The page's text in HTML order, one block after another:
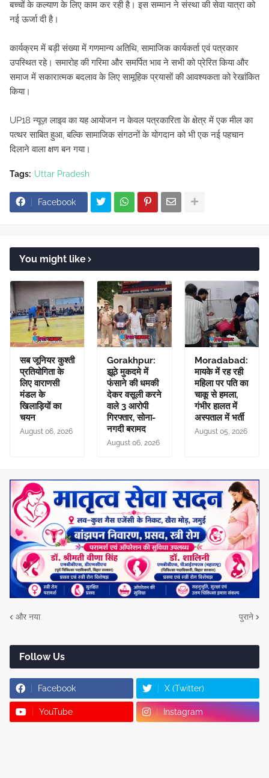
बच्चों के कल्याण के लिए काम कर रही है। इस सम्मान ने संस्था की सेवा यात्रा को
नई ऊर्जा दी है।
कार्यक्रम में बड़ी संख्या में गणमान्य अतिथि, सामाजिक कार्यकर्ता एवं पत्रकार
उपस्थित रहे। समारोह की गरिमा और समर्पित भाव ने सभी को प्रेरित किया और
समाज में सकारात्मक बदलाव के लिए सामूहिक प्रयासों की आवश्यकता को रेखांकित
किया।
UP18 न्यूज़ लाइव का यह आयोजन न केवल पत्रकारिता के क्षेत्र में एक मील का
पत्थर साबित हुआ, बल्कि सामाजिक संगठनों के योगदान को भी एक नई पहचान
दिलाने वाला क्षण बन गया।
Tags: Uttar Pradesh
Facebook
You might like
सब जूनियर कुश्ती
प्रतियोगिता के
लिए वाराणसी
मंडल के
खिलाड़ियों का
चयन
August 06, 2026
Gorakhpur:
झूठे मुकदमे में
फंसाने की धमकी
देकर वसूली करने
वाले 3 आरोपी
गिरफ्तार, सोना-
नगदी बरामद
August 06, 2026
Moradabad:
मायके में रह रही
महिला पर पति का
चाकू से हमला,
गंभीर हालत में
अस्पताल में भर्ती
August 05, 2026
और नया पुराने
Follow Us
Facebook X (Twitter)
YouTube Instagram